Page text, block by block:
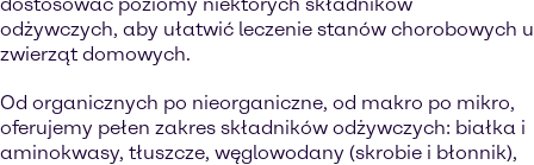
odżywczych, aby ułatwić leczenie stanów chorobowych u
zwierząt domowych.
Od organicznych po nieorganiczne, od makro po mikro,
oferujemy pełen zakres składników odżywczych: białka i
aminokwasy, tłuszcze, węglowodany (skrobie i błonnik),